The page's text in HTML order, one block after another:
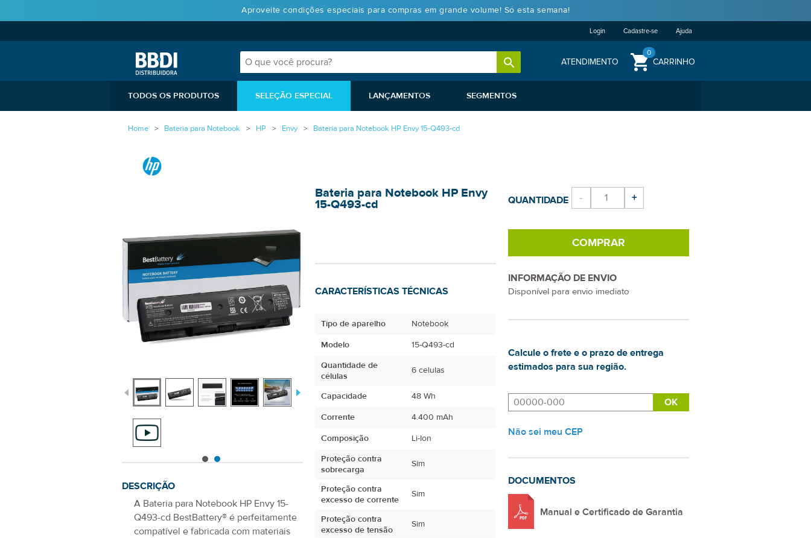
Aproveite condições especiais para compras em grande volume! Só esta semana!
Login Cadastre-se Ajuda
ATENDIMENTO CARRINHO
0
TODOS OS PRODUTOS SELEÇÃO ESPECIAL LANÇAMENTOS SEGMENTOS
Home Bateria para Notebook HP Envy Bateria para Notebook HP Envy 15-Q493-cd
DESCRIÇÃO
A Bateria para Notebook HP Envy 15-
Q493-cd BestBattery® é perfeitamente
compatível e fabricada com materiais
Bateria para Notebook HP Envy
15-Q493-cd
CARACTERÍSTICAS TÉCNICAS
Tipo de aparelho
Notebook
Modelo
15-Q493-cd
Quantidade de
células
6 celulas
Capacidade
48 Wh
Corrente
4.400 mAh
Composição
Li-Ion
Proteção contra
sobrecarga
Sim
Proteção contra
excesso de corrente
Sim
Proteção contra
excesso de tensão
Sim
QUANTIDADE - +
COMPRAR
INFORMAÇÃO DE ENVIO
Disponível para envio imediato
Calcule o frete e o prazo de entrega
estimados para sua região.
Não sei meu CEP
DOCUMENTOS
Manual e Certificado de Garantia